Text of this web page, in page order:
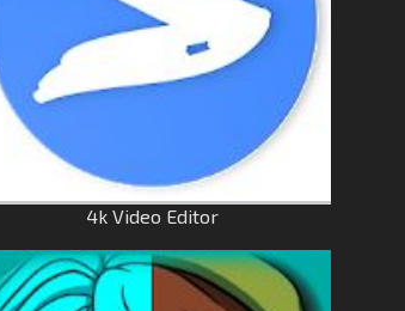
4k Video Editor